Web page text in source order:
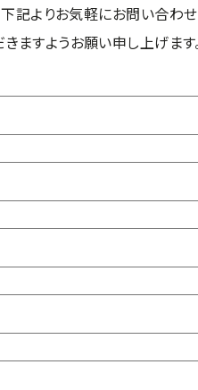
記よりお気軽にお問い合わせ
ますようお願い申し上げます